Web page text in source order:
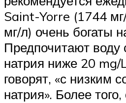
Saint-Yorre (1744
мг/л) очень богаты
Предпочитают воду
натрия ниже 20 mg/
говорят, «с низким
натрия». Более